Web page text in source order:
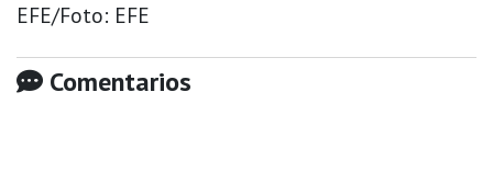
EFE/Foto: EFE
Comentarios